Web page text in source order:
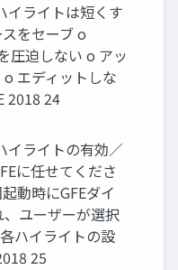
ライトは短くす
をセーブ o
圧迫しない o アッ
エディットしな
2018 24
ライトの有効／
に任せてくださ
動時にGFEダイ
ユーザーが選択
ハイライトの設
25